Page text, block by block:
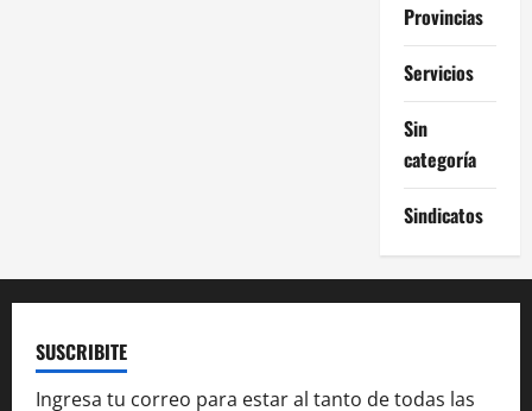
Provincias
Servicios
Sin
categoría
Sindicatos
SUSCRIBITE
Ingresa tu correo para estar al tanto de todas las